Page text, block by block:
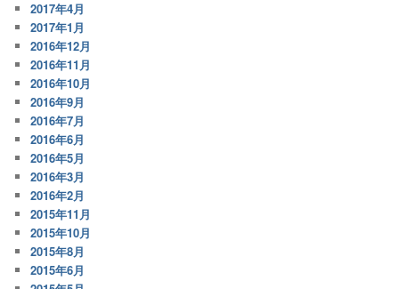
2017年4月
2017年1月
2016年12月
2016年11月
2016年10月
2016年9月
2016年7月
2016年6月
2016年5月
2016年3月
2016年2月
2015年11月
2015年10月
2015年8月
2015年6月